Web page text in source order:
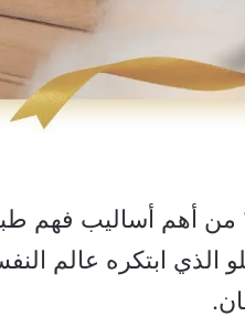
من أهم أساليب فهم
الذي ابتكره عالم